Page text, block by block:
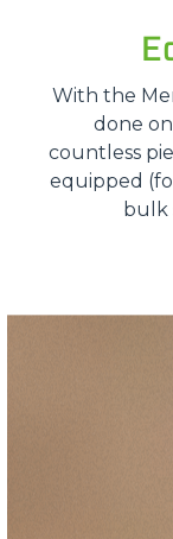
With the
done
countless
equipped
bulk